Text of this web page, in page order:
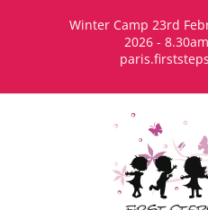
Winter Camp 23rd
2026 -